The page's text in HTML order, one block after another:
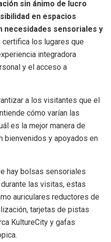
sin ánimo de lucro
en espacios
necesidades sensoriales y
certifica los lugares que
integradora
y el acceso a
a los visitantes que el
cómo varían las
es la mejor manera de
bienvenidos y apoyados en
hay bolsas sensoriales
las visitas, estas
auriculares reductores de
tarjetas de pistas
KultureCity y gafas